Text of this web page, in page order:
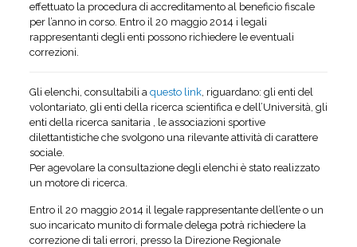
effettuato la procedura di accreditamento al beneficio fiscale
per l’anno in corso. Entro il 20 maggio 2014 i legali
rappresentanti degli enti possono richiedere le eventuali
correzioni.
Gli elenchi, consultabili a questo link, riguardano: gli enti del
volontariato, gli enti della ricerca scientifica e dell’Università, gli
enti della ricerca sanitaria , le associazioni sportive
dilettantistiche che svolgono una rilevante attività di carattere
sociale.
Per agevolare la consultazione degli elenchi è stato realizzato
un motore di ricerca.
Entro il 20 maggio 2014 il legale rappresentante dell’ente o un
suo incaricato munito di formale delega potrà richiedere la
correzione di tali errori, presso la Direzione Regionale